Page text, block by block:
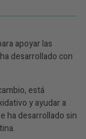
apoyar las
desarrollado con
está
y ayudar a
ha desarrollado sin